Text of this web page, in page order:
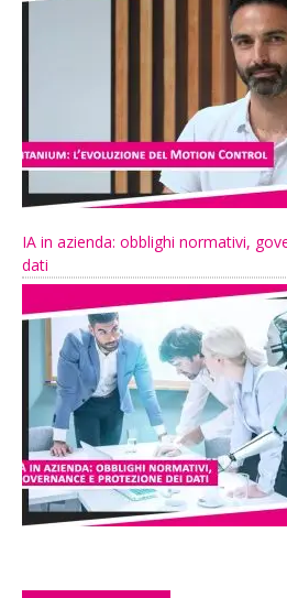
IA in azienda: obblighi normativi,
dati